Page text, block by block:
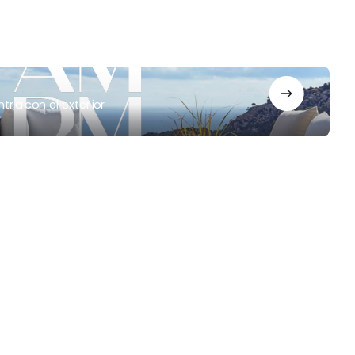
con el exterior